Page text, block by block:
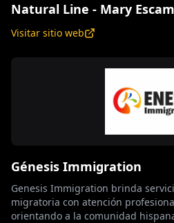
Natural Line - Mary
Visitar sitio web
Génesis Immigration
Genesis Immigration brinda
migratoria con atención
orientando a la comunidad